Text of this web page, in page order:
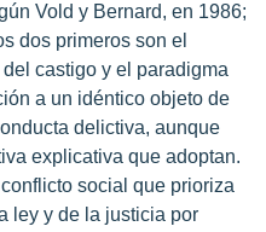
Vold y Bernard, en 1986;
dos primeros son el
castigo y el paradigma
a un idéntico objeto de
delictiva, aunque
explicativa que adoptan.
social que prioriza
ley y de la justicia por